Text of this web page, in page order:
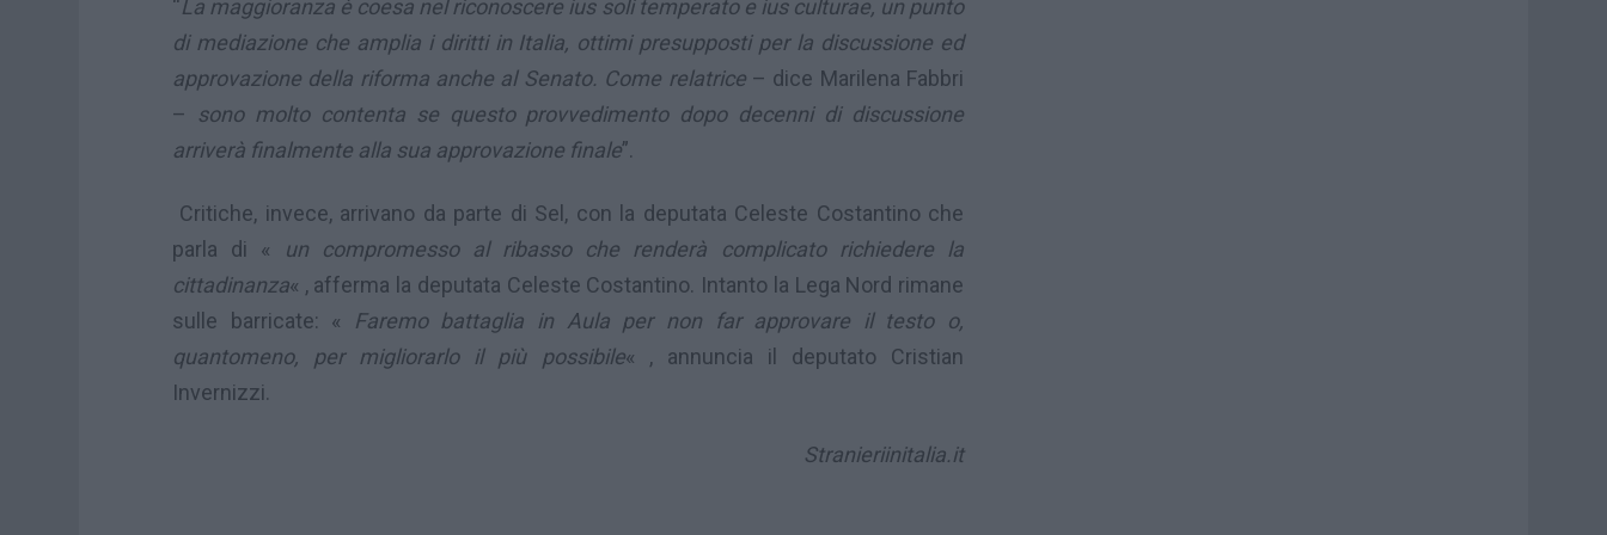
“La maggioranza è coesa nel riconoscere ius soli temperato e ius culturae, un punto
di mediazione che amplia i diritti in Italia, ottimi presupposti per la discussione ed
approvazione della riforma anche al Senato. Come relatrice– dice Marilena Fabbri
– sono molto contenta se questo provvedimento dopo decenni di discussione
arriverà finalmente alla sua approvazione finale”.
Critiche, invece, arrivano da parte di Sel, con la deputata Celeste Costantino che
parla di «
un compromesso al ribasso che renderà complicato richiedere la
cittadinanza« , afferma la deputata Celeste Costantino. Intanto la Lega Nord rimane
sulle barricate: «
Faremo battaglia in Aula per non far approvare il testo o,
quantomeno, per migliorarlo il più possibile« , annuncia il deputato Cristian
Invernizzi.
Stranieriinitalia.it